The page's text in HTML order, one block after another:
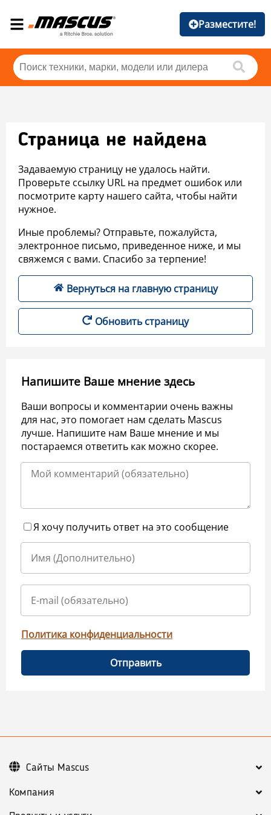
Разместите!
Страница не найдена
Задаваемую страницу не удалось найти.
Проверьте ссылку URL на предмет ошибок или
посмотрите карту нашего сайта, чтобы найти
нужное.
Иные проблемы? Отправьте, пожалуйста,
электронное письмо, приведенное ниже, и мы
свяжемся с вами. Спасибо за терпение!
Вернуться на главную страницу
Обновить страницу
Напишите Ваше мнение здесь
Ваши вопросы и комментарии очень важны
для нас, это помогает нам сделать Mascus
лучше. Напишите нам Ваше мнение и мы
постараемся ответить как можно скорее.
Я хочу получить ответ на это сообщение
Политика конфиденциальности
Отправить
Компания
Сайты Mascus